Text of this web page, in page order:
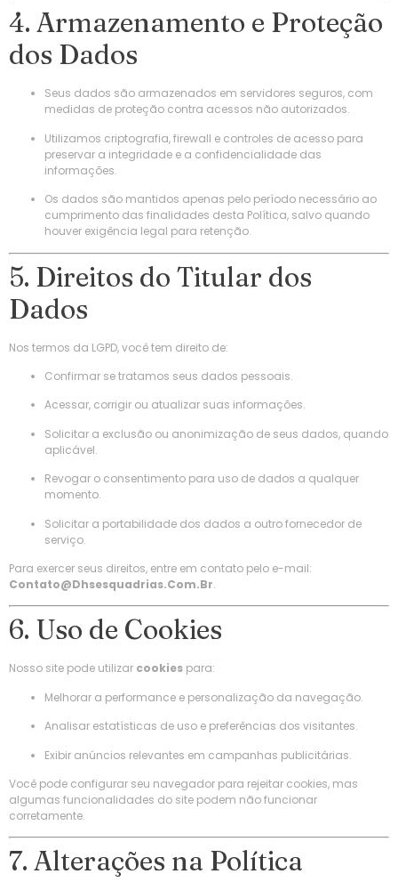
4. Armazenamento e Proteção
dos Dados
Seus dados são armazenados em servidores seguros, com
medidas de proteção contra acessos não autorizados.
Utilizamos criptografia, firewall e controles de acesso para
preservar a integridade e a confidencialidade das
informações.
Os dados são mantidos apenas pelo período necessário ao
cumprimento das finalidades desta Política, salvo quando
houver exigência legal para retenção.
5. Direitos do Titular dos
Dados
Nos termos da LGPD, você tem direito de:
Confirmar se tratamos seus dados pessoais.
Acessar, corrigir ou atualizar suas informações.
Solicitar a exclusão ou anonimização de seus dados, quando
aplicável.
Revogar o consentimento para uso de dados a qualquer
momento.
Solicitar a portabilidade dos dados a outro fornecedor de
serviço.
Para exercer seus direitos, entre em contato pelo e-mail:
Contato@dhsesquadrias.com.br.
6. Uso de Cookies
Nosso site pode utilizar cookies para:
Melhorar a performance e personalização da navegação.
Analisar estatísticas de uso e preferências dos visitantes.
Exibir anúncios relevantes em campanhas publicitárias.
Você pode configurar seu navegador para rejeitar cookies, mas
algumas funcionalidades do site podem não funcionar
corretamente.
7. Alterações na Política